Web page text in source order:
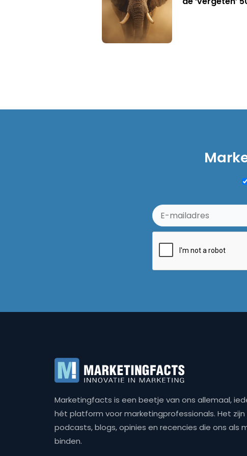
Marketingfacts is een beetje van ons allemaal,
hét platform voor marketingprofessionals. Het zijn
podcasts, blogs, opinies en recencies die ons als
binden.